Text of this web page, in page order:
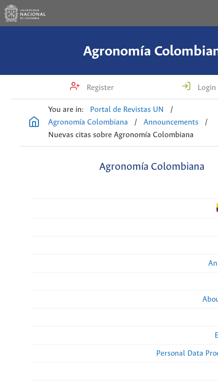
Agronomía
Register Login
You are in: Portal de Revistas UN
/
Agronomía Colombiana
/ Announcements
/
Nuevas citas sobre Agronomía Colombiana
Agronomía Colombiana
Personal Data